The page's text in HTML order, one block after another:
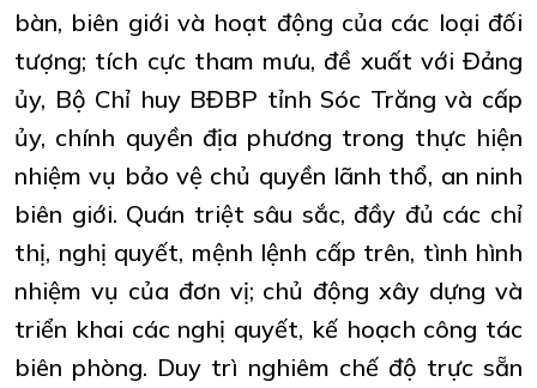
bàn, biên giới và hoạt động của các loại đối
tượng; tích cực tham mưu, đề xuất với Đảng
ủy, Bộ Chỉ huy BĐBP tỉnh Sóc Trăng và cấp
ủy, chính quyền địa phương trong thực hiện
nhiệm vụ bảo vệ chủ quyền lãnh thổ, an ninh
biên giới. Quán triệt sâu sắc, đầy đủ các chỉ
thị, nghị quyết, mệnh lệnh cấp trên, tình hình
nhiệm vụ của đơn vị; chủ động xây dựng và
triển khai các nghị quyết, kế hoạch công tác
biên phòng. Duy trì nghiêm chế độ trực sẵn